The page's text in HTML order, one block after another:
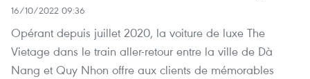
16/10/2022 09:36
Opérant depuis juillet 2020, la voiture de luxe The
Vietage dans le train aller-retour entre la ville de Dà
Nang et Quy Nhon offre aux clients de mémorables